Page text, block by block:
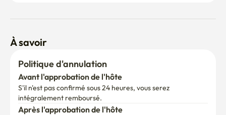
À savoir
Politique d'annulation
Avant l'approbation de l'hôte
S'il n'est pas confirmé sous 24 heures, vous serez
intégralement remboursé.
Après l'approbation de l'hôte